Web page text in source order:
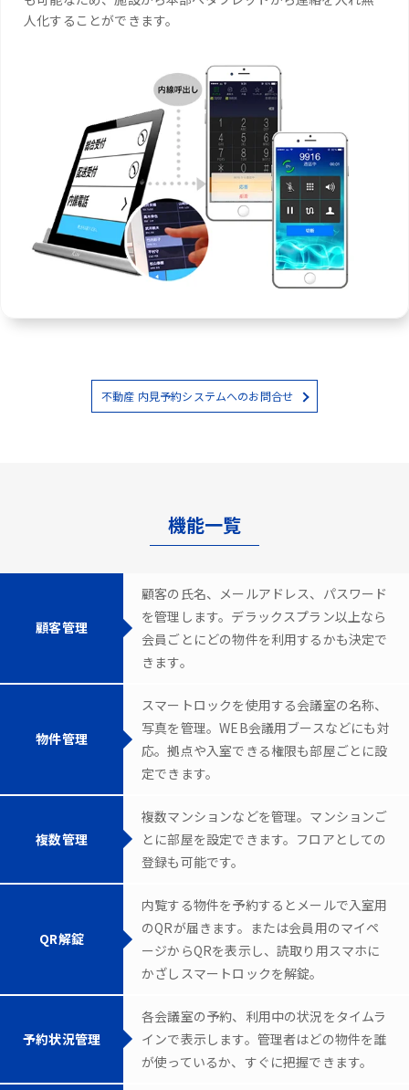
人化することができます。
不動産 内見予約システムへのお問合せ
機能一覧
顧客管理
顧客の氏名、メールアドレス、パスワード
を管理します。デラックスプラン以上なら
会員ごとにどの物件を利用するかも決定で
きます。
物件管理
スマートロックを使用する会議室の名称、
写真を管理。WEB会議用ブースなどにも対
応。拠点や入室できる権限も部屋ごとに設
定できます。
複数管理
複数マンションなどを管理。マンションご
とに部屋を設定できます。フロアとしての
登録も可能です。
QR解錠
内覧する物件を予約するとメールで入室用
のQRが届きます。または会員用のマイペ
ージからQRを表示し、読取り用スマホに
かざしスマートロックを解錠。
予約状況管理
各会議室の予約、利用中の状況をタイムラ
インで表示します。管理者はどの物件を誰
が使っているか、すぐに把握できます。